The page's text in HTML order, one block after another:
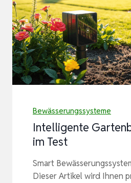
Bewässerungssysteme
Intelligente
im Test
Smart
Dieser Artikel wird Ihnen